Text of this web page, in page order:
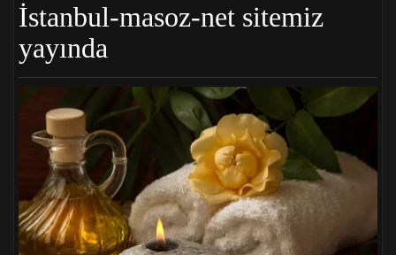
İstanbul-masoz-net sitemiz
yayında